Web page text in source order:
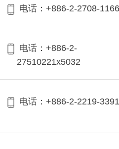
电话：+886-2-2708-1166
电话：+886-2-
27510221x5032
电话：+886-2-2219-3391